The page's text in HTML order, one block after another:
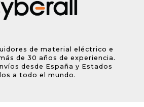
de material eléctrico e
de 30 años de experiencia.
desde España y Estados
a todo el mundo.